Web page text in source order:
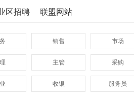
区招聘 联盟网站
销售 市场
主管 采购
收银 服务员